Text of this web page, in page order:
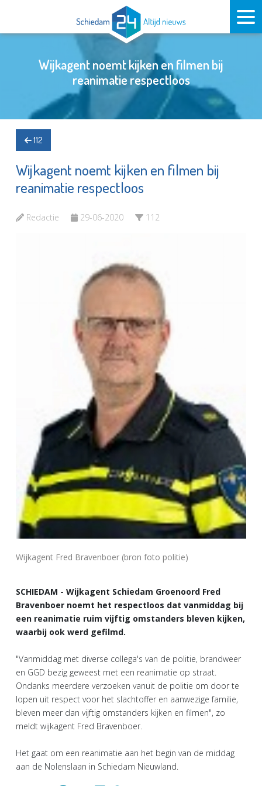
Wijkagent noemt kijken en filmen bij
reanimatie respectloos
112
Wijkagent noemt kijken en filmen bij
reanimatie respectloos
Redactie 29-06-2020 112
Wijkagent Fred Bravenboer (bron foto politie)
SCHIEDAM - Wijkagent Schiedam Groenoord Fred
Bravenboer noemt het respectloos dat vanmiddag bij
een reanimatie ruim vijftig omstanders bleven kijken,
waarbij ook werd gefilmd.
"Vanmiddag met diverse collega's van de politie, brandweer
en GGD bezig geweest met een reanimatie op straat.
Ondanks meerdere verzoeken vanuit de politie om door te
lopen uit respect voor het slachtoffer en aanwezige familie,
bleven meer dan vijftig omstanders kijken en filmen", zo
meldt wijkagent Fred Bravenboer.
Het gaat om een reanimatie aan het begin van de middag
aan de Nolenslaan in Schiedam Nieuwland.